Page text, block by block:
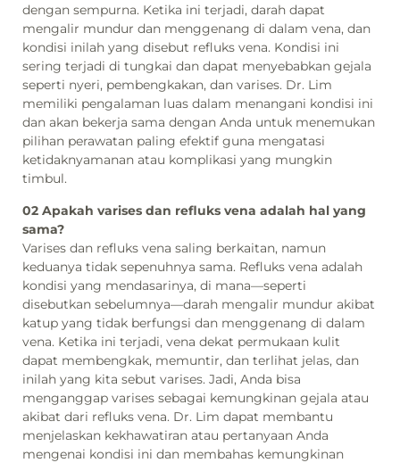
dengan sempurna. Ketika ini terjadi, darah dapat
mengalir mundur dan menggenang di dalam vena, dan
kondisi inilah yang disebut refluks vena. Kondisi ini
sering terjadi di tungkai dan dapat menyebabkan gejala
seperti nyeri, pembengkakan, dan varises. Dr. Lim
memiliki pengalaman luas dalam menangani kondisi ini
dan akan bekerja sama dengan Anda untuk menemukan
pilihan perawatan paling efektif guna mengatasi
ketidaknyamanan atau komplikasi yang mungkin
timbul.
02 Apakah varises dan refluks vena adalah hal yang
sama?
Varises dan refluks vena saling berkaitan, namun
keduanya tidak sepenuhnya sama. Refluks vena adalah
kondisi yang mendasarinya, di mana—seperti
disebutkan sebelumnya—darah mengalir mundur akibat
katup yang tidak berfungsi dan menggenang di dalam
vena. Ketika ini terjadi, vena dekat permukaan kulit
dapat membengkak, memuntir, dan terlihat jelas, dan
inilah yang kita sebut varises. Jadi, Anda bisa
menganggap varises sebagai kemungkinan gejala atau
akibat dari refluks vena. Dr. Lim dapat membantu
menjelaskan kekhawatiran atau pertanyaan Anda
mengenai kondisi ini dan membahas kemungkinan